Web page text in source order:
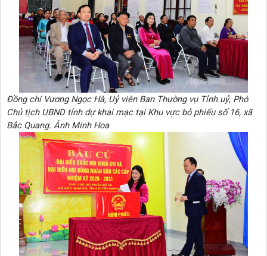
Đồng chí Vương Ngọc Hà, Uỷ viên Ban Thường vụ Tỉnh uỷ, Phó
Chủ tịch UBND tỉnh dự khai mạc tại Khu vực bỏ phiếu số 16, xã
Bắc Quang. Ảnh Minh Hoa